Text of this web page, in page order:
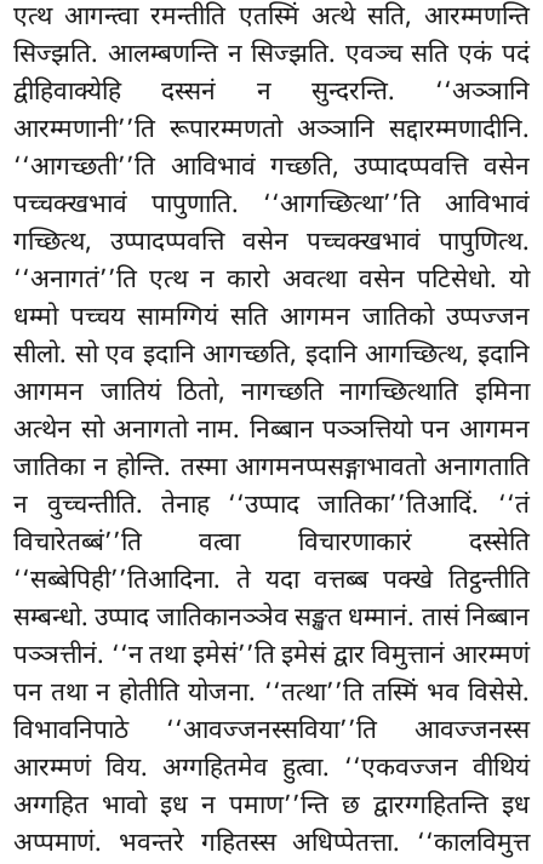
एत्थ आगन्त्वा रमन्तीति एतस्मिं अत्थे सति, आरम्मणन्ति
सिज्झति. आलम्बणन्ति न सिज्झति. एवञ्च सति एकं पदं
द्वीहिवाक्येहि दस्सनं न सुन्दरन्ति. ‘‘अञ्ञानि
आरम्मणानी’’ति रूपारम्मणतो अञ्ञानि सद्दारम्मणादीनि.
‘‘आगच्छती’’ति आविभावं गच्छति, उप्पादप्पवत्ति वसेन
पच्चक्खभावं पापुणाति. ‘‘आगच्छित्था’’ति आविभावं
गच्छित्थ, उप्पादप्पवत्ति वसेन पच्चक्खभावं पापुणित्थ.
‘‘अनागतं’’ति एत्थ न कारो अवत्था वसेन पटिसेधो. यो
धम्मोपच्चय सामग्गियं सति आगमन जातिको उप्पज्जन
सीलो. सो एव इदानि आगच्छति, इदानि आगच्छित्थ, इदानि
आगमन जातियं ठितो, नागच्छति नागच्छित्थाति इमिना
अत्थेन सो अनागतो नाम. निब्बान पञ्ञत्तियो पन आगमन
जातिका न होन्ति. तस्मा आगमनप्पसङ्गाभावतो अनागताति
न वुच्चन्तीति. तेनाह ‘‘उप्पाद जातिका’’तिआदिं. ‘‘तं
विचारेतब्बं’’ति वत्वा विचारणाकारं दस्सेति
‘‘सब्बेपिही’’तिआदिना. ते यदा वत्तब्ब पक्खे तिट्ठन्तीति
सम्बन्धो. उप्पाद जातिकानञ्ञेव सङ्खत धम्मानं. तासं निब्बान
पञ्ञत्तीनं. ‘‘न तथा इमेसं’’ति इमेसं द्वार विमुत्तानं आरम्मणं
पन तथा न होतीति योजना. ‘‘तत्था’’ति तस्मिं भव विसेसे.
विभावनिपाठे ‘‘आवज्जनस्सविया’’ति आवज्जनस्स
आरम्मणं विय. अग्गहितमेव हुत्वा. ‘‘एकवज्जन वीथियं
अग्गहित भावो इध न पमाण’’न्ति छ द्वारग्गहितन्ति इध
अप्पमाणं. भवन्तरे गहितस्स अधिप्पेतत्ता. ‘‘कालविमुत्त